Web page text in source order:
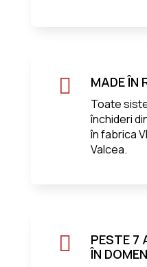
 MADE ÎN
Toate
închideri
în fabrica
Valcea.

PESTE 7
ÎN